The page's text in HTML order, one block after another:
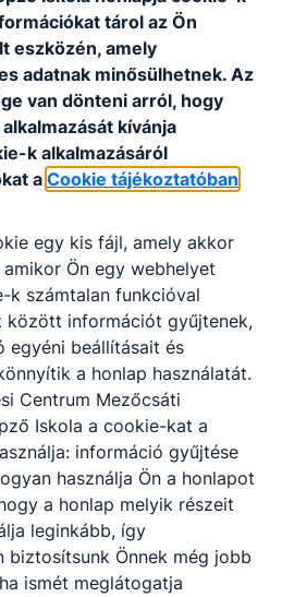
készség,
tolerancia,
készség, rugalmasság,
ötletgazdagság.
RENDELKEZŐ
szakellátási
valamint
gondozó és
munkakörökben lát el
elvégzi – feladattól
ﬁatal bevonásával – a
életkorának, állapotának
tevékenységeket az
és a nevelő irányítása
fiatal szabadidős
szervezésében és
tárol az Ön
eszközén, amely
adatnak minősülhetnek. Az
van dönteni arról, hogy
kívánja
k alkalmazásáról
a Cookie tájékoztatóban
egy kis fájl, amely akkor
Ön egy webhelyet
k számtalan funkcióval
között információt gyűjtenek,
egyéni beállításait és
a honlap használatát.
Centrum Mezőcsáti
Iskola a cookie-kat a
információ gyűjtése
használja Ön a honlapot
a honlap melyik részeit
leginkább, így
biztosítsunk Önnek még jobb
ismét meglátogatja